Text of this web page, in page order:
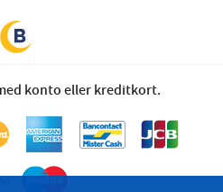
konto eller kreditkort.